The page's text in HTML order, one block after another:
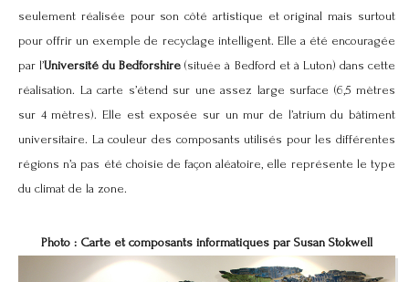
seulement réalisée pour son côté artistique et original mais surtout
pour offrir un exemple de recyclage intelligent. Elle a été encouragée
par l’Université du Bedforshire (située à Bedford et à Luton) dans cette
réalisation. La carte s’étend sur une assez large surface (6,5 mètres
sur 4 mètres). Elle est exposée sur un mur de l’atrium du bâtiment
universitaire. La couleur des composants utilisés pour les différentes
régions n’a pas été choisie de façon aléatoire, elle représente le type
du climat de la zone.
Photo : Carte et composants informatiques par Susan Stokwell